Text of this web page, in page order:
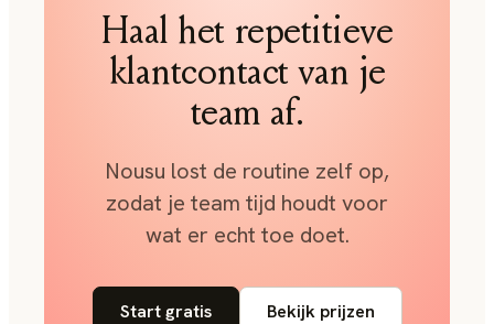
Haal het repetitieve
klantcontact van je
team af.
Nousu lost de routine zelf op,
zodat je team tijd houdt voor
wat er echt toe doet.
Start gratis Bekijk prijzen